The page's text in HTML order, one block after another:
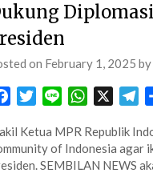
on February 1, 2025 by
FacebookTwitterLine WhatsApp
Ketua MPR Republik
of Indonesia agar
SEMBILAN NEWS